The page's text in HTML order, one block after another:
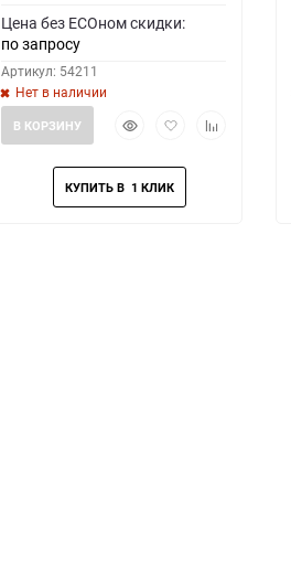
Цена без ECOном скидки:
по запросу
Артикул: 54211
Нет в наличии
БыстрыйДобавить
избранное
Добавить
В КОРЗИНУ